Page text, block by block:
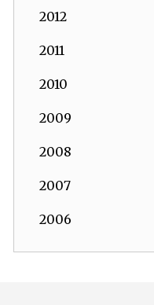
2012
2011
2010
2009
2008
2007
2006